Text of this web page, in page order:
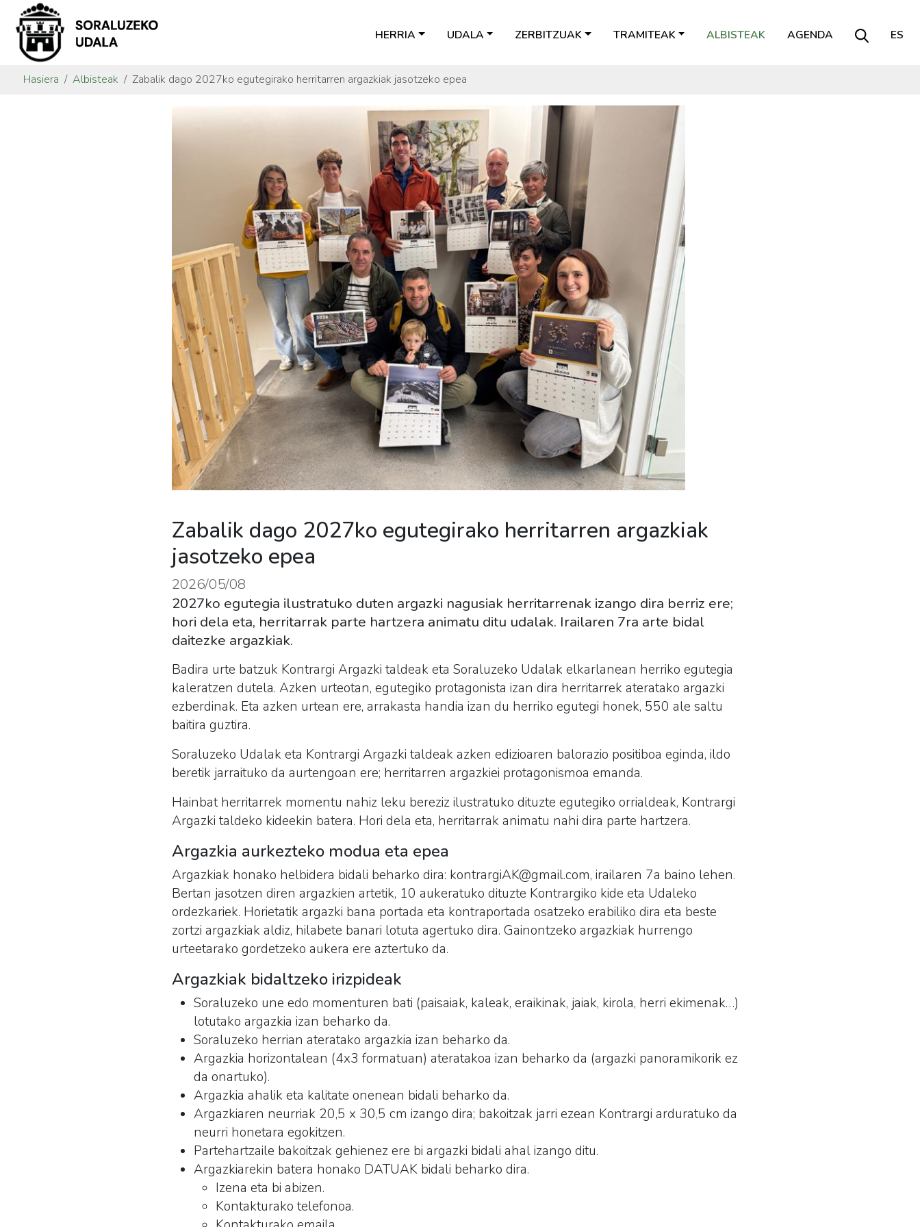
HERRIA UDALA ZERBITZUAK TRAMITEAK ALBISTEAK AGENDA ES
Hasiera Albisteak Zabalik dago 2027ko egutegirako herritarren argazkiak jasotzeko epea
Zabalik dago 2027ko egutegirako herritarren argazkiak
jasotzeko epea
2026/05/08
2027ko egutegia ilustratuko duten argazki nagusiak herritarrenak izango dira berriz ere;
hori dela eta, herritarrak parte hartzera animatu ditu udalak. Irailaren 7ra arte bidal
daitezke argazkiak.
Badira urte batzuk Kontrargi Argazki taldeak eta Soraluzeko Udalak elkarlanean herriko egutegia
kaleratzen dutela. Azken urteotan, egutegiko protagonista izan dira herritarrek ateratako argazki
ezberdinak. Eta azken urtean ere, arrakasta handia izan du herriko egutegi honek, 550 ale saltu
baitira guztira.
Soraluzeko Udalak eta Kontrargi Argazki taldeak azken edizioaren balorazio positiboa eginda, ildo
beretik jarraituko da aurtengoan ere; herritarren argazkiei protagonismoa emanda.
Hainbat herritarrek momentu nahiz leku bereziz ilustratuko dituzte egutegiko orrialdeak, Kontrargi
Argazki taldeko kideekin batera. Hori dela eta, herritarrak animatu nahi dira parte hartzera.
Argazkia aurkezteko modua eta epea
Argazkiak honako helbidera bidali beharko dira: kontrargiAK@gmail.com, irailaren 7a baino lehen.
Bertan jasotzen diren argazkien artetik, 10 aukeratuko dituzte Kontrargiko kide eta Udaleko
ordezkariek. Horietatik argazki bana portada eta kontraportada osatzeko erabiliko dira eta beste
zortzi argazkiak aldiz, hilabete banari lotuta agertuko dira. Gainontzeko argazkiak hurrengo
urteetarako gordetzeko aukera ere aztertuko da.
Argazkiak bidaltzeko irizpideak
Soraluzeko une edo momenturen bati (paisaiak, kaleak, eraikinak, jaiak, kirola, herri ekimenak…)
lotutako argazkia izan beharko da.
Soraluzeko herrian ateratako argazkia izan beharko da.
Argazkia horizontalean (4x3 formatuan) ateratakoa izan beharko da (argazki panoramikorik ez
da onartuko).
Argazkia ahalik eta kalitate onenean bidali beharko da.
Argazkiaren neurriak 20,5 x 30,5 cm izango dira; bakoitzak jarri ezean Kontrargi arduratuko da
neurri honetara egokitzen.
Partehartzaile bakoitzak gehienez ere bi argazki bidali ahal izango ditu.
Argazkiarekin batera honako DATUAK bidali beharko dira.
Izena eta bi abizen.
Kontakturako telefonoa.